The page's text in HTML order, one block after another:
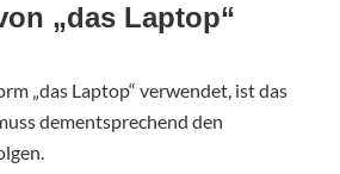
„das Laptop“
„das Laptop“ verwendet, ist das
dementsprechend den